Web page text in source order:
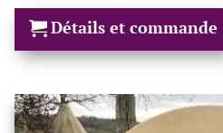
Détails et commande